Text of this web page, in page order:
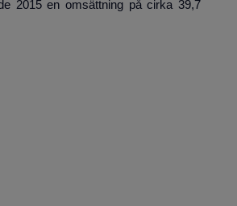
2015 en omsättning på cirka 39,7